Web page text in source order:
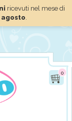
ricevuti nel mese di
agosto.
0